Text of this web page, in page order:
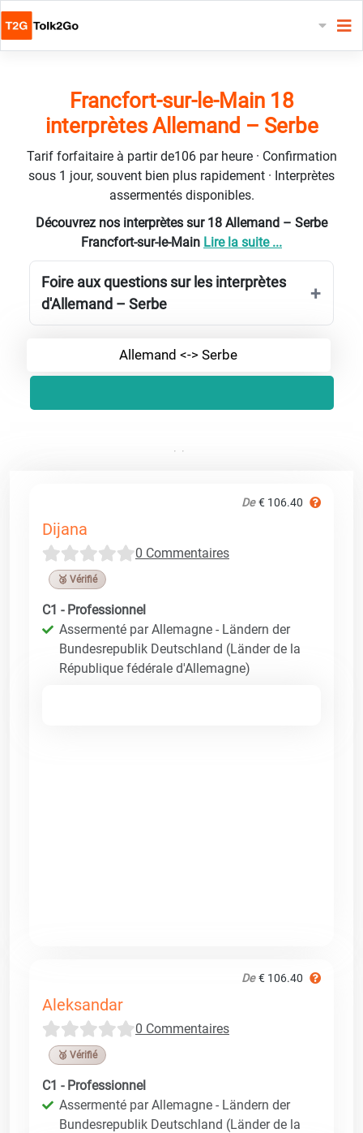
Francfort-sur-le-Main 18
interprètes Allemand – Serbe
Tarif forfaitaire à partir de106 par heure · Confirmation
sous 1 jour, souvent bien plus rapidement · Interprètes
assermentés disponibles.
Découvrez nos interprètes sur 18 Allemand – Serbe
Francfort-sur-le-Main Lire la suite ...
Foire aux questions sur les interprètes
d'Allemand – Serbe
Allemand <-> Serbe
De € 106.40
Dijana
0 Commentaires
🥉 Vérifié
C1 - Professionnel
Assermenté par Allemagne - Ländern der
Bundesrepublik Deutschland (Länder de la
République fédérale d'Allemagne)
De € 106.40
Aleksandar
0 Commentaires
🥉 Vérifié
C1 - Professionnel
Assermenté par Allemagne - Ländern der
Bundesrepublik Deutschland (Länder de la